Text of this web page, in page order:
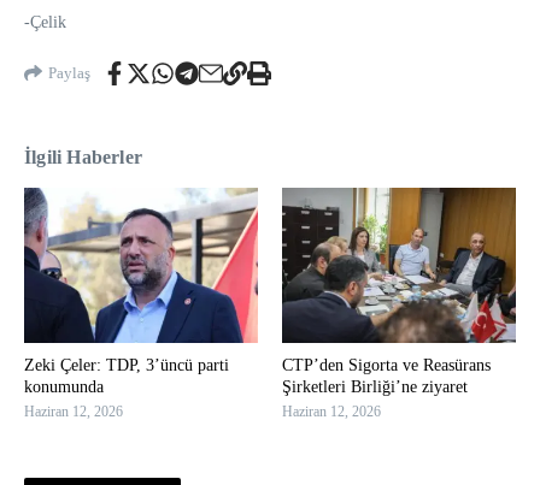
-Çelik
Paylaş
İlgili Haberler
Zeki Çeler: TDP, 3’üncü parti
konumunda
Haziran 12, 2026
CTP’den Sigorta ve Reasürans
Şirketleri Birliği’ne ziyaret
Haziran 12, 2026